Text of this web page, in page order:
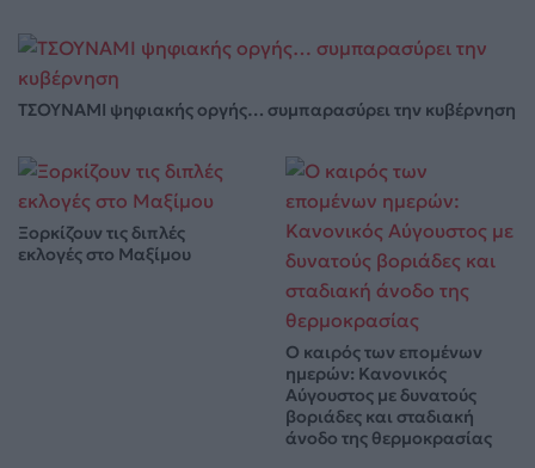
ΤΣΟΥΝΑΜΙ ψηφιακής οργής… συμπαρασύρει την κυβέρνηση
Ξορκίζουν τις διπλές
εκλογές στο Μαξίμου
Ο καιρός των επομένων
ημερών: Κανονικός
Αύγουστος με δυνατούς
βοριάδες και σταδιακή
άνοδο της θερμοκρασίας